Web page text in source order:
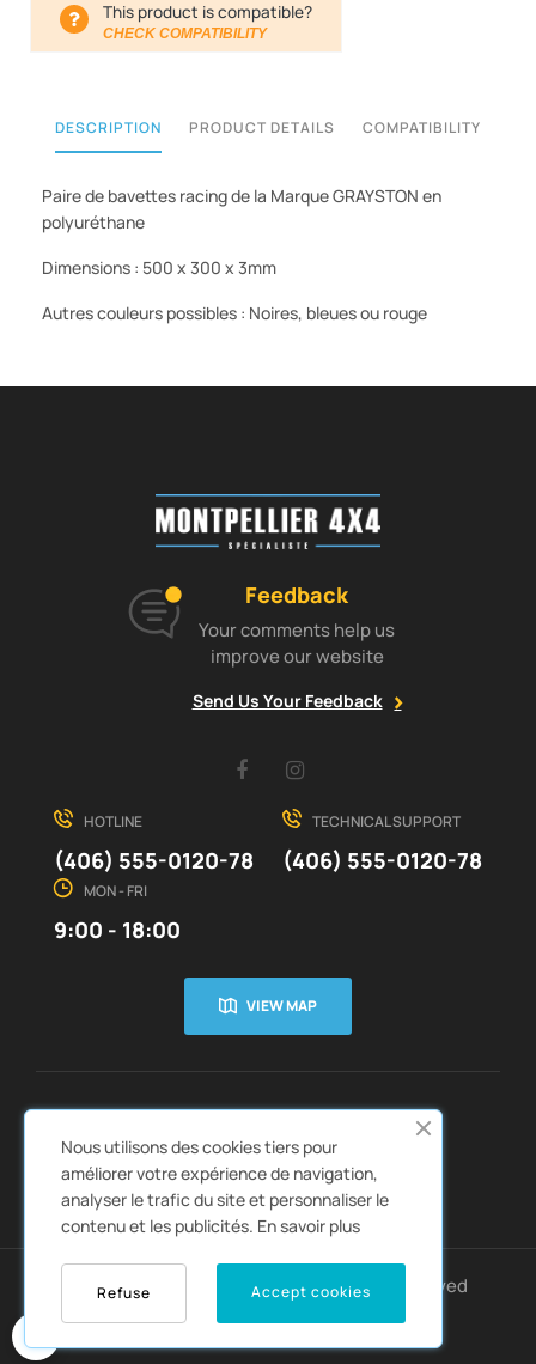
This product is compatible?
CHECK COMPATIBILITY
DESCRIPTION PRODUCT DETAILS COMPATIBILITY
Paire de bavettes racing de la Marque GRAYSTON en
polyuréthane
Dimensions : 500 x 300 x 3mm
Autres couleurs possibles : Noires, bleues ou rouge
Feedback
Your comments help us
improve our website
Send Us Your Feedback
Facebook
HOTLINE
(406) 555-0120-78
TECHNICAL SUPPORT
(406) 555-0120-78
MON - FRI
9:00 - 18:00
VIEW MAP
QUICK LINKS  CATALOGS 
Copyright © 2022 Autozpro. All rights reserved
Nous utilisons des cookies tiers pour
améliorer votre expérience de navigation,
analyser le trafic du site et personnaliser le
contenu et les publicités. En savoir plus
Accept cookies
Refuse